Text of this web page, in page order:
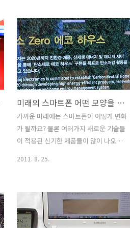
주위에 충전을 할 수 있는곳이 있다면 배
터리가 완전히 없더라도 좀 안심이 되겠
죠. 삼성SDI 에서는 이런 파워스테이션
에너지 충전소를 쉽게 찾고 그리고 삼성
SDI 에 대해서도 관심을 유도하기 위해서
파워스테이션 앱을 무료로 배포하고 있습
니다. 안드로이드 마켓과 애플 앱스토어
에서 파워스테이션 앱을 설치가 가능합니
다. 검색에서 "파워스테이션" 이라고 검
색하면 바로 검색하고 다운로드가 가능
합니다. 파워스테이션 에너지 충전소는
다. 충전소를 길..
미래의 스마트폰 어떤 모양을 하게 될까?
가까운 미래에는 스마트폰이 어떻게 변화
가 될까요? 물론 여러가지 새로운 기술들
이 적용된 신기한 제품들이 많이 나오겠
비용이 많이 든다면 실제 적용은 할 수 가
없지요. 그래서 최신기술이 나왔을 때 실
제 상용되는데 몇년이 걸릴것이라는 말이
2011. 8. 25.